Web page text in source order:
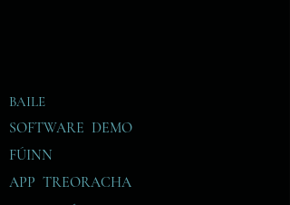
BAILE
SOFTWARE DEMO
FÚINN
APP TREORACHA